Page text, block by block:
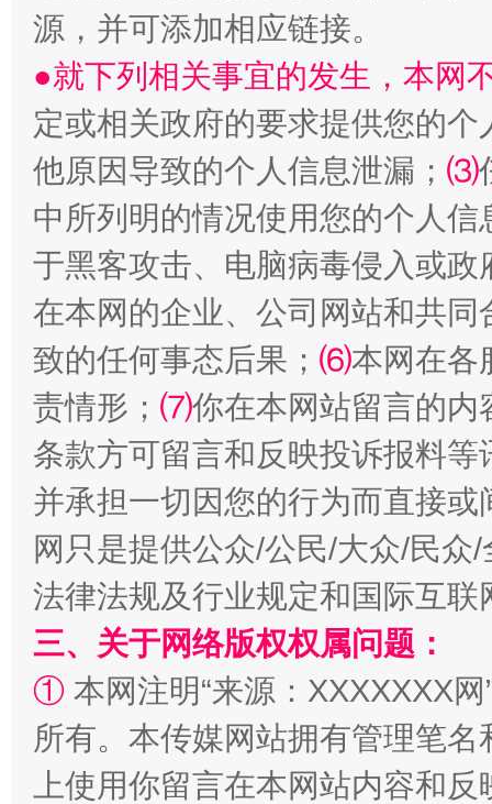
全民健身五年计划来了！等你上场
阿坝州三大球赛在茂县开幕 规模
源，并可添加相应链接。
●就下列相关事宜的发生，本网
定或相关政府的要求提供您的个
他原因导致的个人信息泄漏； ⑶
中所列明的情况使用您的个人
于黑客攻击、电脑病毒侵入或
在本网的企业、公司网站和共
致的任何事态后果； ⑹本网在各
责情形； ⑺你在本网站留言的内
条款方可留言和反映投诉报料
并承担一切因您的行为而直接
网只是提供公众/公民/大众/民
法律法规及行业规定和国际互
三、关于网络版权权属问题：
① 本网注明“来源：XXXXXXX
所有。本传媒网站拥有管理笔
上使用你留言在本网站内容和